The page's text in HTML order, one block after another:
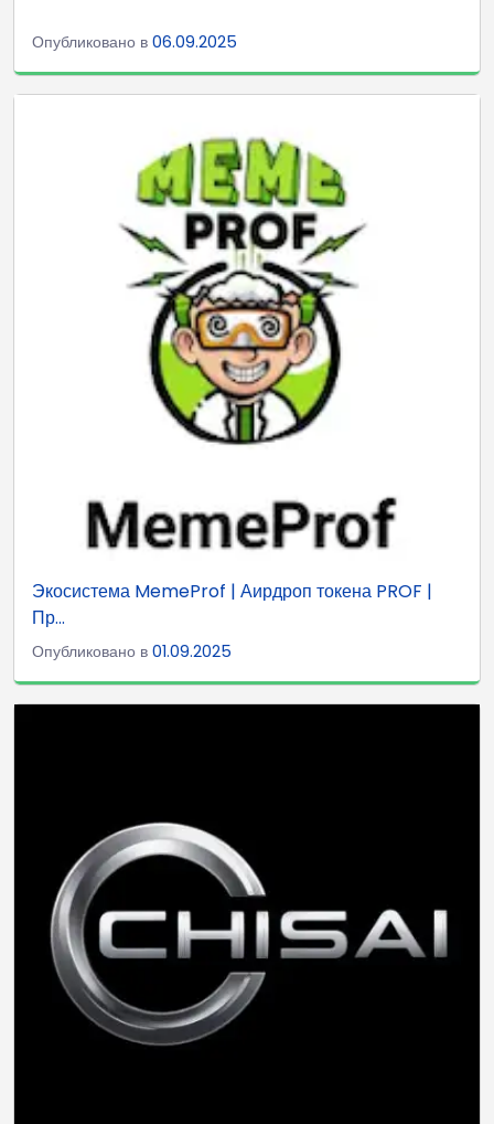
Опубликовано в 06.09.2025
Экосистема MemeProf | Аирдроп токена PROF |
Пр...
Опубликовано в 01.09.2025